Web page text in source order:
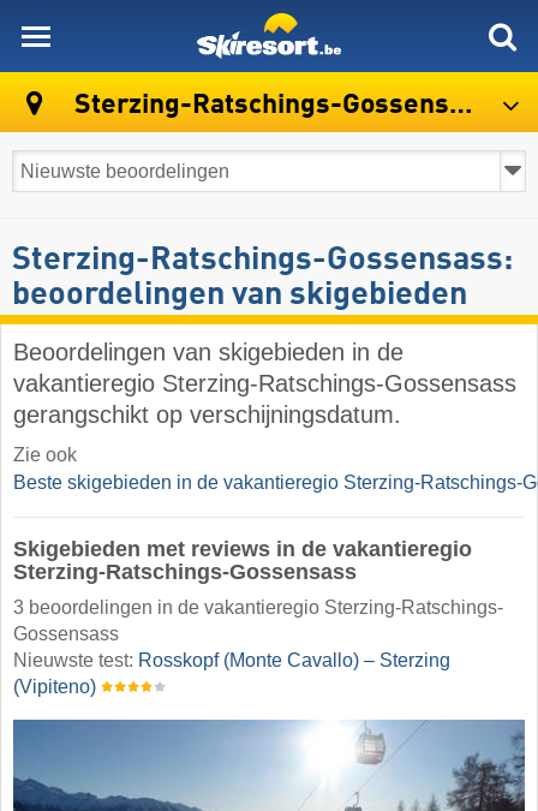
Sterzing-Ratschings-Gossensass
Sterzing-Ratschings-Gossensass:
beoordelingen van skigebieden
Beoordelingen van skigebieden in de
vakantieregio Sterzing-Ratschings-Gossensass
gerangschikt op verschijningsdatum.
Zie ook
Beste skigebieden in de vakantieregio Sterzing-Ratschings-
Skigebieden met reviews in de vakantieregio
Sterzing-Ratschings-Gossensass
3 beoordelingen in de vakantieregio Sterzing-Ratschings-
Gossensass
Nieuwste test: Rosskopf (Monte Cavallo) – Sterzing
(Vipiteno)